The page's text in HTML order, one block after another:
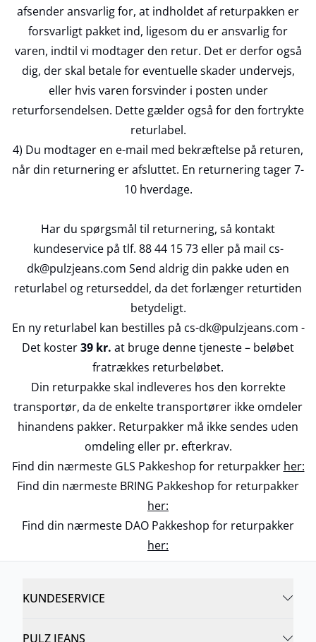
afsender ansvarlig for, at indholdet af returpakken er
forsvarligt pakket ind, ligesom du er ansvarlig for
varen, indtil vi modtager den retur. Det er derfor også
dig, der skal betale for eventuelle skader undervejs,
eller hvis varen forsvinder i posten under
returforsendelsen. Dette gælder også for den fortrykte
returlabel.
4) Du modtager en e-mail med bekræftelse på returen,
når din returnering er afsluttet. En returnering tager 7-
10 hverdage.
Har du spørgsmål til returnering, så kontakt
kundeservice på tlf. 88 44 15 73 eller på mail cs-
dk@pulzjeans.com Send aldrig din pakke uden en
returlabel og returseddel, da det forlænger returtiden
betydeligt.
En ny returlabel kan bestilles på cs-dk@pulzjeans.com -
Det koster39 kr. at bruge denne tjeneste – beløbet
fratrækkes returbeløbet.
Din returpakke skal indleveres hos den korrekte
transportør, da de enkelte transportører ikke omdeler
hinandens pakker. Returpakker må ikke sendes uden
omdeling eller pr. efterkrav.
Find din nærmeste GLS Pakkeshop for returpakker her:
Find din nærmeste BRING Pakkeshop for returpakker
her:
Find din nærmeste DAO Pakkeshop for returpakker
her:
KUNDESERVICE
PULZ JEANS